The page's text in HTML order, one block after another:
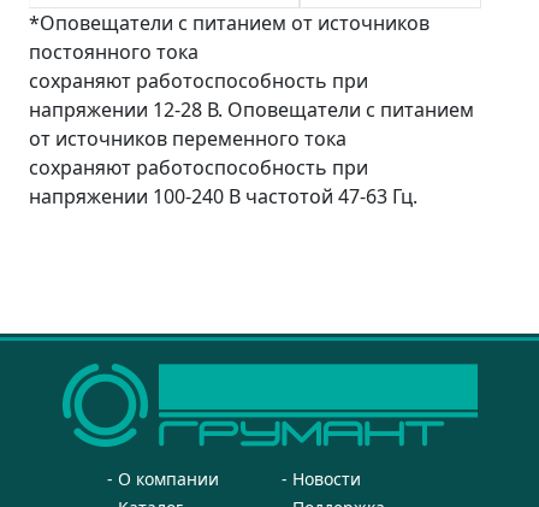
*Оповещатели с питанием от источников
постоянного тока
сохраняют работоспособность при
напряжении 12-28 В. Оповещатели с питанием
от источников переменного тока
сохраняют работоспособность при
напряжении 100-240 В частотой 47-63 Гц.
О компании
Новости